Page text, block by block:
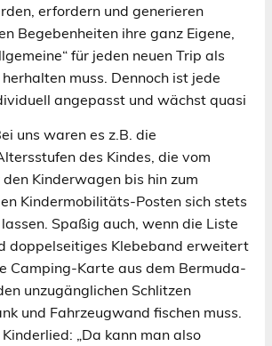
erfordern und generieren
Begebenheiten ihre ganz Eigene,
für jeden neuen Trip als
muss. Dennoch ist jede
angepasst und wächst quasi
uns waren es z.B. die
des Kindes, die vom
Kinderwagen bis hin zum
Kindermobilitäts-Posten sich stets
Spaßig auch, wenn die Liste
doppelseitiges Klebeband erweitert
Camping-Karte aus dem Bermuda-
unzugänglichen Schlitzen
und Fahrzeugwand fischen muss.
„Da kann man also